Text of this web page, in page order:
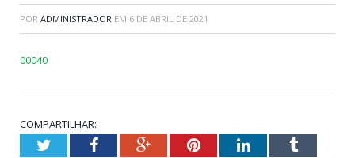
POR ADMINISTRADOR EM 6 DE ABRIL DE 2021
00040
COMPARTILHAR:
TwitterFacebookGoogle+PinterestLinkedInTumblr